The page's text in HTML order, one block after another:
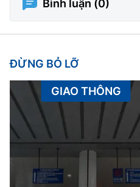
Bình luận (0)
ĐỪNG BỎ LỠ
GIAO THÔNG